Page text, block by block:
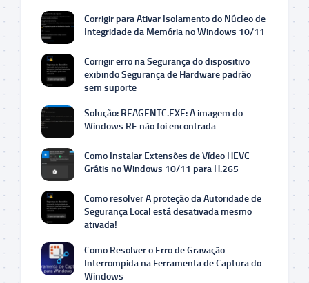
Corrigir para Ativar Isolamento do Núcleo de
Integridade da Memória no Windows 10/11
Corrigir erro na Segurança do dispositivo
exibindo Segurança de Hardware padrão
sem suporte
Solução: REAGENTC.EXE: A imagem do
Windows RE não foi encontrada
Como Instalar Extensões de Vídeo HEVC
Grátis no Windows 10/11 para H.265
Como resolver A proteção da Autoridade de
Segurança Local está desativada mesmo
ativada!
Como Resolver o Erro de Gravação
Interrompida na Ferramenta de Captura do
Windows